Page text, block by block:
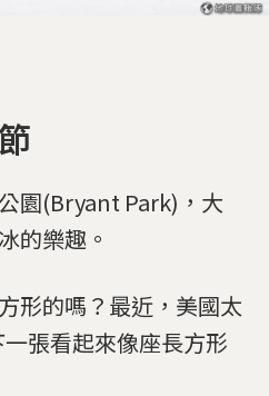
園(Bryant Park)，大
的樂趣。
形的嗎？最近，美國太
張看起來像座長方形